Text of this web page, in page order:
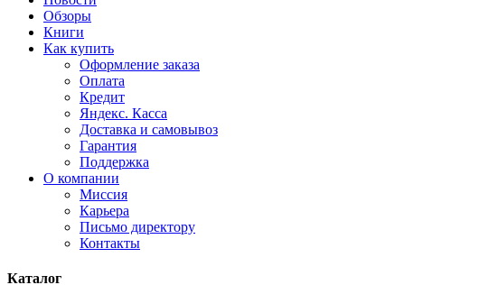
Обзоры
Книги
Как купить
Оформление заказа
Оплата
Кредит
Яндекс. Касса
Доставка и самовывоз
Гарантия
Поддержка
О компании
Миссия
Карьера
Письмо директору
Контакты
Каталог